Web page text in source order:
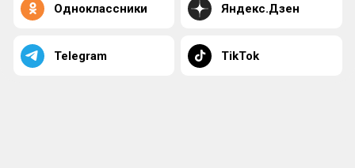
Одноклассники Яндекс.Дзен
Telegram TikTok